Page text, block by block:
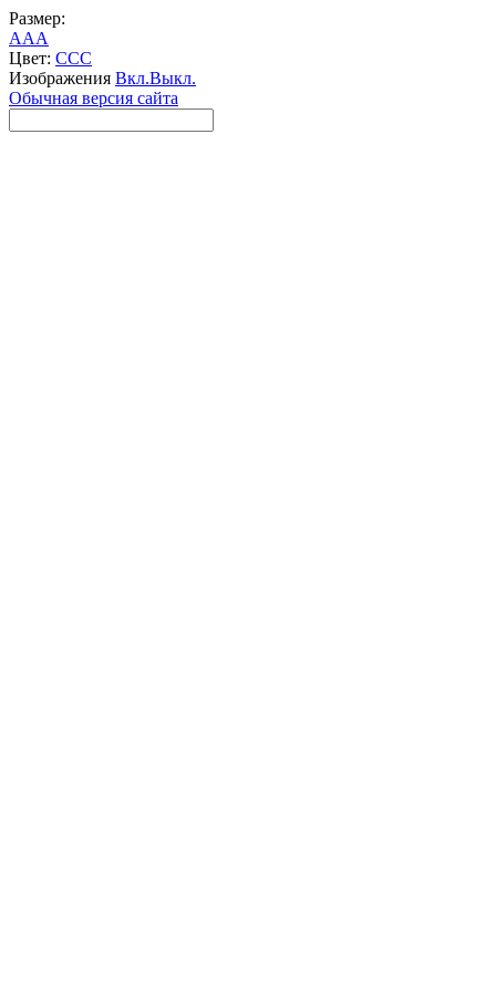
Размер:
AAA
Цвет: CCC
Изображения Вкл.Выкл.
Обычная версия сайта